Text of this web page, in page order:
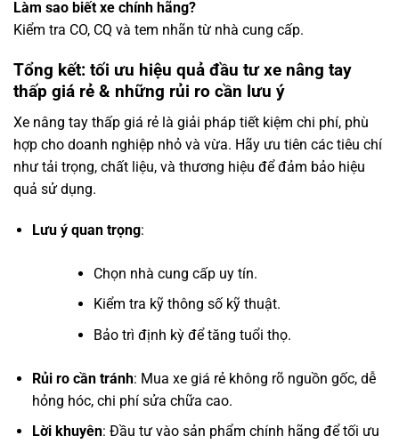
Làm sao biết xe chính hãng?
Kiểm tra CO, CQ và tem nhãn từ nhà cung cấp.
Tổng kết: tối ưu hiệu quả đầu tư xe nâng tay
thấp giá rẻ & những rủi ro cần lưu ý
Xe nâng tay thấp giá rẻ là giải pháp tiết kiệm chi phí, phù
hợp cho doanh nghiệp nhỏ và vừa. Hãy ưu tiên các tiêu chí
như tải trọng, chất liệu, và thương hiệu để đảm bảo hiệu
quả sử dụng.
Lưu ý quan trọng:
Chọn nhà cung cấp uy tín.
Kiểm tra kỹ thông số kỹ thuật.
Bảo trì định kỳ để tăng tuổi thọ.
Rủi ro cần tránh: Mua xe giá rẻ không rõ nguồn gốc, dễ
hỏng hóc, chi phí sửa chữa cao.
Lời khuyên: Đầu tư vào sản phẩm chính hãng để tối ưu